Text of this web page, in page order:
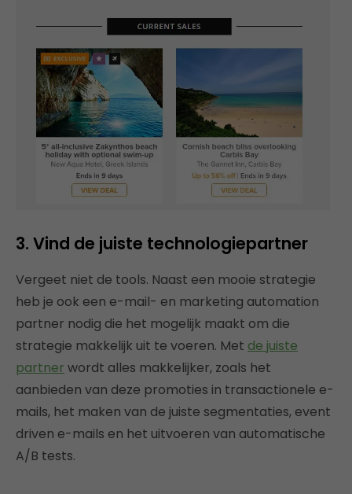
3. Vind de juiste technologiepartner
Vergeet niet de tools. Naast een mooie strategie
heb je ook een e-mail- en marketing automation
partner nodig die het mogelijk maakt om die
strategie makkelijk uit te voeren. Met de juiste
partner wordt alles makkelijker, zoals het
aanbieden van deze promoties in transactionele e-
mails, het maken van de juiste segmentaties, event
driven e-mails en het uitvoeren van automatische
A/B tests.